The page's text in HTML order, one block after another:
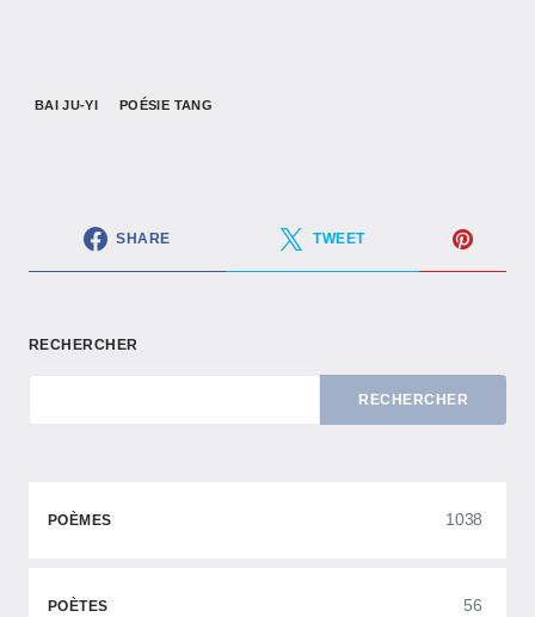
BAI JU-YI POÉSIE TANG
SHARE TWEET
RECHERCHER
RECHERCHER
POÈMES 1038
POÈTES 56